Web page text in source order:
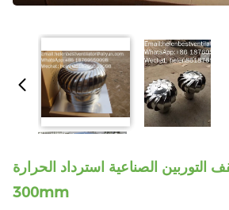
الصناعية استرداد الحرارة
300mm